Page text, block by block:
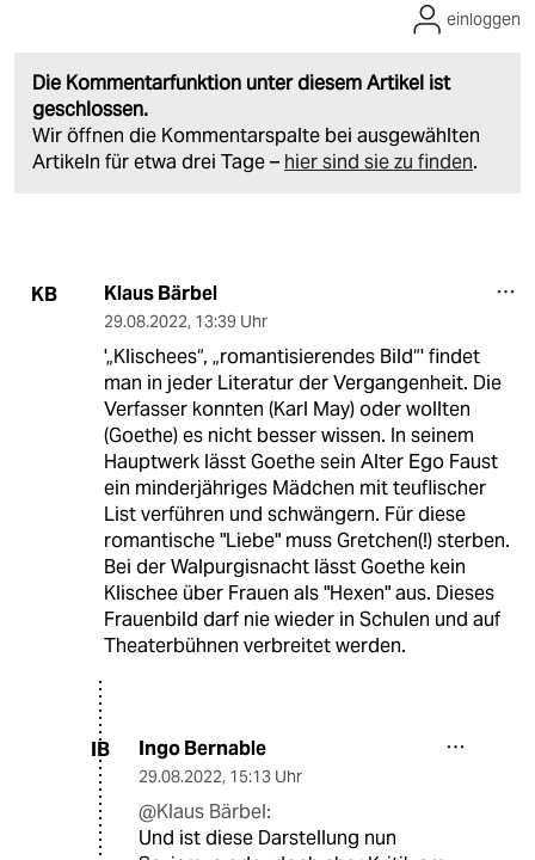
Die Kommentarfunktion unter diesem Artikel ist
geschlossen.
Wir öffnen die Kommentarspalte bei ausgewählten
Artikeln für etwa drei Tage – hier sind sie zu finden.
einloggen
KB Klaus Bärbel
29.08.2022, 13:39 Uhr
'„Klischees“, „romantisierendes Bild“' findet
man in jeder Literatur der Vergangenheit. Die
Verfasser konnten (Karl May) oder wollten
(Goethe) es nicht besser wissen. In seinem
Hauptwerk lässt Goethe sein Alter Ego Faust
ein minderjähriges Mädchen mit teuflischer
List verführen und schwängern. Für diese
romantische "Liebe" muss Gretchen(!) sterben.
Bei der Walpurgisnacht lässt Goethe kein
Klischee über Frauen als "Hexen" aus. Dieses
Frauenbild darf nie wieder in Schulen und auf
Theaterbühnen verbreitet werden.
IB Ingo Bernable
29.08.2022, 15:13 Uhr
@Klaus Bärbel:
Und ist diese Darstellung nun